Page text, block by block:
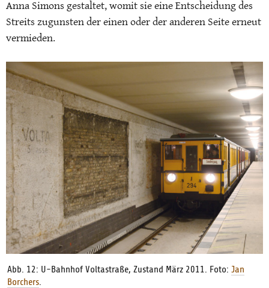
Anna Simons gestaltet, womit sie eine Entscheidung des
Streits zugunsten der einen oder der anderen Seite erneut
vermieden.
Abb. 12: U-Bahnhof Voltastraße, Zustand März 2011. Foto: Jan
Borchers.